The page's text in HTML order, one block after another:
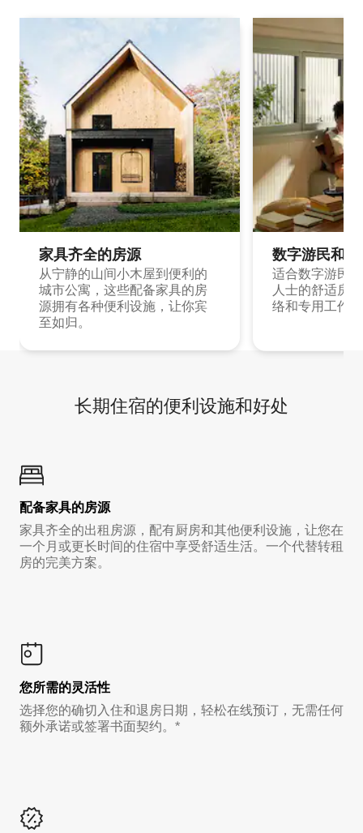
家具齐全的房源
从宁静的山间小木屋到便利的
城市公寓，这些配备家具的房
源拥有各种便利设施，让你宾
至如归。
数字游民和
适合数字游民
人士的舒适房
络和专用工作
长期住宿的便利设施和好处
配备家具的房源
家具齐全的出租房源，配有厨房和其他便利设施，让您在
一个月或更长时间的住宿中享受舒适生活。一个代替转租
房的完美方案。
您所需的灵活性
选择您的确切入住和退房日期，轻松在线预订，无需任何
额外承诺或签署书面契约。*